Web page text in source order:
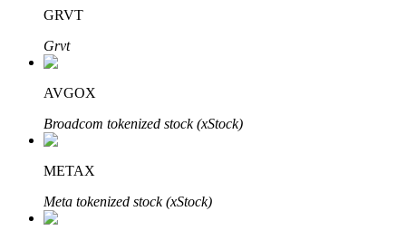
GRVT
Grvt
AVGOX
Broadcom tokenized stock (xStock)
METAX
Meta tokenized stock (xStock)